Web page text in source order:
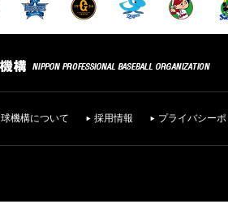
機構について 採用情報 プライバシー